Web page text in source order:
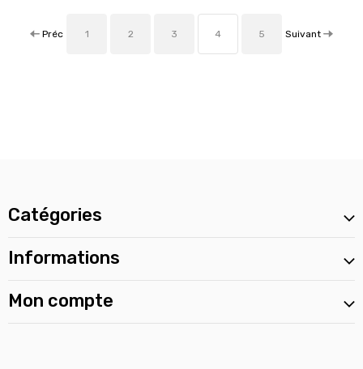
Préc 1 2 3 4 5 Suivant
Catégories
Informations
Mon compte